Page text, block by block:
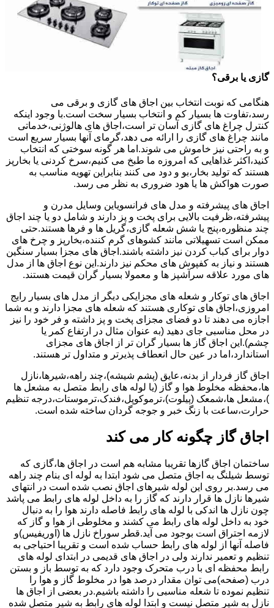
گازی یا برقی؟
هنگامی که نوبت انتخاب بین اجاق های گازی و برقی می
رسد،تفاوت ها بسیار کم و انتخاب بسیار سخت است.با وجود اینکه
کنترل چراغ های گازی آسان تر است،اجاق های هالوژنی،خدماتی
مانند چراغ های گازی را ارائه می دهد،گرمای آنها بسیار سریع است
و به راحتی نیز خاموش می شوند.اما هر گونه سوختی که انتخاب
کنید،اکثر غذاهایی که امروزه ما طبخ می کنیم،سرخ کردنی یا بخارپز
هستند که تولید بخار،بو و دود می کنند بنابراین تهویه مناسب به
صورت هواکش ها یا هود ضروری به نظر می رسد.
اجاق های پیشرفته و مدل های فرانسویاین وسایل مدرن و
پیشرفته،ظرفیت بالایی برای پخت و پز دارند و شامل دو یا چند اجاق
چند منظوره،پنج یا شش شعله گازی،گریل ها و فرها هستند.حتی
ممکن است تسهیلاتی مانند کشوهای گرم کننده،بخارپز و چرخ های
دوار برای کباب کردن نیز داشته باشند.اجاق های مجزا بسیار سنگین
هستند و نیاز به کفپوش های محکم نیز دارند.این نوع اجاق ها از مدل
های مورد علاقه سرآشپز ها و معمولا بسیار گران قیمت هستند.
اجاق های توکار و شعله های مجزایکی دیگر از مدل های بسیار رایج
امروزی،اجاق های توکاری هستند که شعله های مجزا دارند و به شما
اجازه می دهند تا دو فضای مجزای پخت و پز داشته و فر خود را نیز
در محل مناسبی جای دهید (به عنوان مثال در ارتفاع کمر یا
چشم).این اجاق گاز ها بسیار گران تر از اجاق های مجزای
استاندارد،اما در عین حال انعطاف پذیرتر و متداول تر هستند.
اجاق گاز فردار از بدنه،عایق (پشم شیشه)،چند راهه،شیرها،نازل
ها،محفظه مخلوط هوا و گاز (یا لوله های رابط متصل به مشعل ها
)،مشعل ها،شمعک (پیلوت)،ترموکوپل،فندک،ترموستات،درجه تنظیم
حرارت،ساعت با زنگ خبر و جوجه گردان ساخته شده است.
اجاق گاز چگونه کار می کند
ساختمان اجاق گازها تقریبا مشابه هم است در اجاق ها،گازی که
توسط شیلنگ به اجاق متصل می شود ابتدا به لوله ای بنام چند راهه
می رسد.بر روی این لوله شیرهای اجاق نصب شده است در انتهای
شیرها نازل ها قرار دارند که گاز را به داخل لوله های رابط می پاشد
چون نازل ها اندکی با لوله های رابط فاصله دارند هوا را به دنبال
خود به داخل لوله های رابط می کشند و مخلوطی از هوا و گاز که
لازمه احتراق است بوجود می آید.قطر سوراخ نازل ها (اوریفیس)و
فاصله آنها از لوله های رابط حساب شده است و تقریبا احتیاجی به
تنظیم و تعمیر ندارند ولی در اجاق های قدیمی در ابتدای لوله های
رابط محفظه ای با درب متحرک وجود دارد که به توسط باز و بستن
درب (صفحه)می توان مقدار درصد هوا در مخلوط گاز و هوا را
تنظیم نموده تا شعله مناسبی را داشته باشیم.در بعضی از اجاق ها
نازل به شیر متصل نیست و ابتدا لوله های رابط به شیر متصل شده